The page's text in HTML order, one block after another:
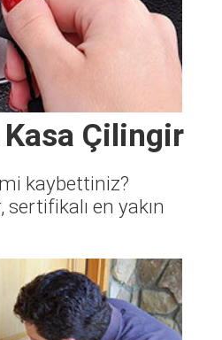
Çilingir
mi kaybettiniz?
sertifikalı en yakın